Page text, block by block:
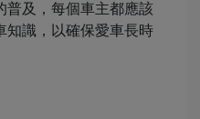
普及，每個車主都應該
知識，以確保愛車長時